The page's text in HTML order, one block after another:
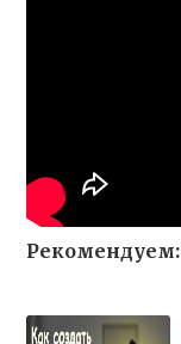
Рекомендуем: